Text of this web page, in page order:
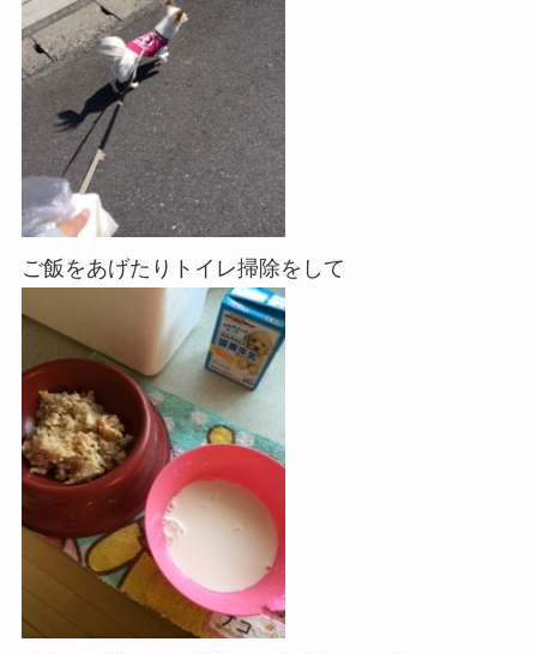
ご飯をあげたりトイレ掃除をして